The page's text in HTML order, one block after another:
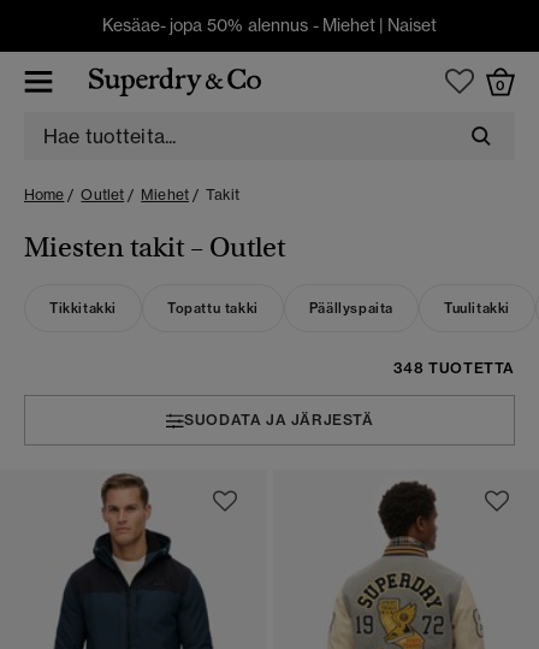
Kesäae- jopa 50% alennus - Miehet | Naiset
0
Home Outlet Miehet Takit
Miesten takit – Outlet
Tikkitakki Topattu takki Päällyspaita Tuulitakki
348 TUOTETTA
SUODATA JA JÄRJESTÄ